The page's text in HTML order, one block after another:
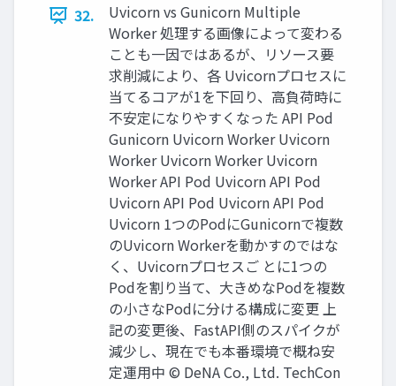
32.
Uvicorn vs Gunicorn Multiple
Worker 処理する画像によって変わる
ことも一因ではあるが、リソース要
求削減により、各 Uvicornプロセスに
当てるコアが1を下回り、高負荷時に
不安定になりやすくなった API Pod
Gunicorn Uvicorn Worker Uvicorn
Worker Uvicorn Worker Uvicorn
Worker API Pod Uvicorn API Pod
Uvicorn API Pod Uvicorn API Pod
Uvicorn 1つのPodにGunicornで複数
のUvicorn Workerを動かすのではな
く、Uvicornプロセスご とに1つの
Podを割り当て、大きめなPodを複数
の小さなPodに分ける構成に変更 上
記の変更後、FastAPI側のスパイクが
減少し、現在でも本番環境で概ね安
定運用中 © DeNA Co., Ltd. TechCon